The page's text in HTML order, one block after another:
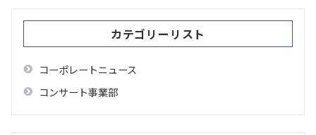
ョ
カテゴリーリスト
コーポレートニュース
コンサート事業部